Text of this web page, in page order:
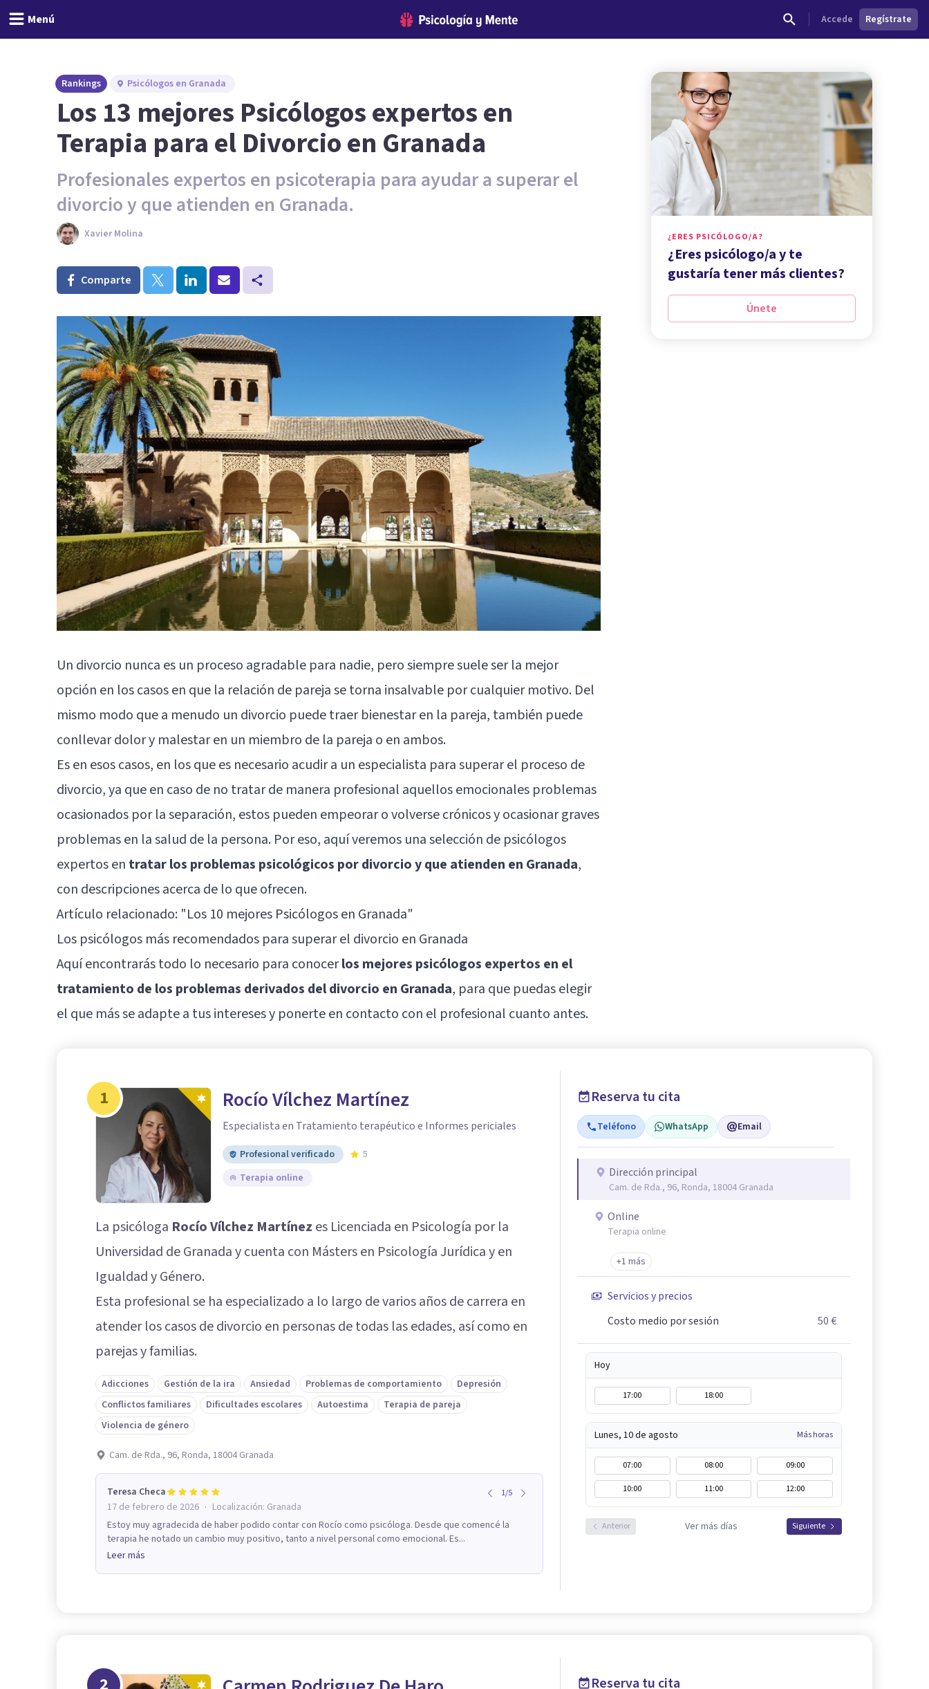
Menú Accede Regístrate
Rankings Psicólogos en Granada
Los 13 mejores Psicólogos expertos en
Terapia para el Divorcio en Granada
Profesionales expertos en psicoterapia para ayudar a superar el
divorcio y que atienden en Granada.
Xavier Molina
Comparte
Un divorcio nunca es un proceso agradable para nadie, pero siempre suele ser la mejor
opción en los casos en que la relación de pareja se torna insalvable por cualquier motivo. Del
mismo modo que a menudo un divorcio puede traer bienestar en la pareja, también puede
conllevar dolor y malestar en un miembro de la pareja o en ambos.
Es en esos casos, en los que es necesario acudir a un especialista para superar el proceso de
divorcio, ya que en caso de no tratar de manera profesional aquellos emocionales problemas
ocasionados por la separación, estos pueden empeorar o volverse crónicos y ocasionar graves
problemas en la salud de la persona. Por eso, aquí veremos una selección de psicólogos
expertos en tratar los problemas psicológicos por divorcio y que atienden en Granada,
con descripciones acerca de lo que ofrecen.
Artículo relacionado: "Los 10 mejores Psicólogos en Granada"
Los psicólogos más recomendados para superar el divorcio en Granada
Aquí encontrarás todo lo necesario para conocerlos mejores psicólogos expertos en el
tratamiento de los problemas derivados del divorcio en Granada, para que puedas elegir
el que más se adapte a tus intereses y ponerte en contacto con el profesional cuanto antes.
¿ERES PSICÓLOGO/A?
¿Eres psicólogo/a y te
gustaría tener más clientes?
Únete
1 Rocío Vílchez Martínez
Especialista en Tratamiento terapéutico e Informes periciales
Profesional verificado
5
Terapia online
La psicóloga Rocío Vílchez Martínez es Licenciada en Psicología por la
Universidad de Granada y cuenta con Másters en Psicología Jurídica y en
Igualdad y Género.
Esta profesional se ha especializado a lo largo de varios años de carrera en
atender los casos de divorcio en personas de todas las edades, así como en
parejas y familias.
Adicciones Gestión de la ira Ansiedad Problemas de comportamiento
Depresión
Conflictos familiares
Dificultades escolares Autoestima
Terapia de pareja
Violencia de género
Cam. de Rda., 96, Ronda, 18004 Granada
Teresa Checa 1/5
17 de febrero de 2026 · Localización: Granada
Estoy muy agradecida de haber podido contar con Rocío como psicóloga. Desde que comencé la
terapia he notado un cambio muy positivo, tanto a nivel personal como emocional. Es...
Leer más
Reserva tu cita
Teléfono WhatsApp Email
Dirección principal
Cam. de Rda., 96, Ronda, 18004 Granada
Online
Terapia online
+1 más
Servicios y precios
Costo medio por sesión
50 €
Hoy
17:00 18:00
Lunes, 10 de agosto Más horas
07:00 08:00
09:00
10:00
11:00 12:00
Anterior Ver más días Siguiente
2 Reserva tu cita